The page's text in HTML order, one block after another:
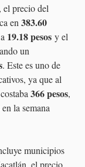
el precio del
en 383.60
19.18 pesos y el
un
. Este es uno de
ya que al
366 pesos,
en la semana
municipios